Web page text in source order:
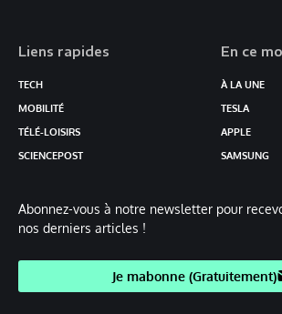
Liens rapides
TECH
MOBILITÉ
TÉLÉ-LOISIRS
SCIENCEPOST
En ce
À LA UNE
TESLA
APPLE
SAMSUNG
Abonnez-vous à notre newsletter pour
nos derniers articles !
Je mabonne (Gratuitement)